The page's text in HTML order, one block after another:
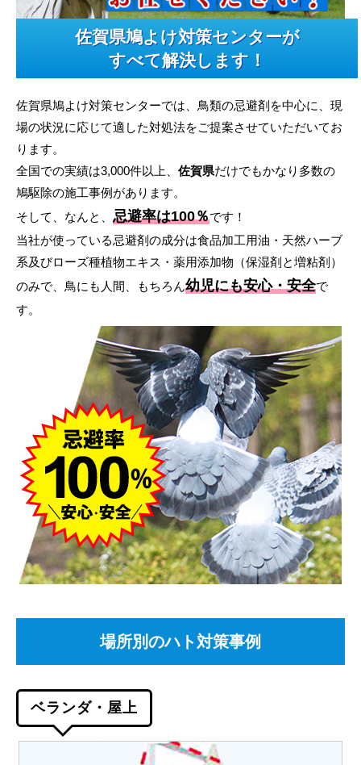
佐賀県鳩よけ対策センターが
すべて解決します！
佐賀県鳩よけ対策センターでは、鳥類の忌避剤を中心に、現
場の状況に応じて適した対処法をご提案させていただいてお
ります。
全国での実績は3,000件以上、 佐賀県だけでもかなり多数の
鳩駆除の施工事例があります。
そして、なんと、 忌避率は100％です！
当社が使っている忌避剤の成分は食品加工用油・天然ハーブ
系及びローズ種植物エキス・薬用添加物（保湿剤と増粘剤）
のみで、鳥にも人間、もちろん幼児にも安心・安全で
す。
場所別のハト対策事例
ベランダ・屋上